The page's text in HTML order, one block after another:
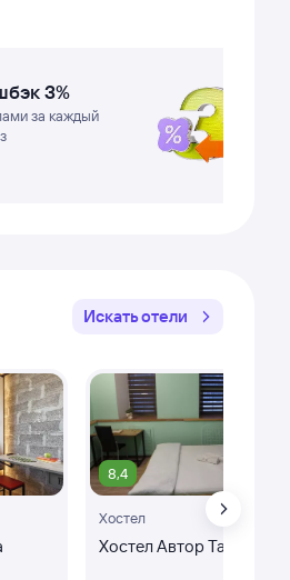
3%
за каждый
Искать отели
8,4
Хостел
Хостел Автор Таганка